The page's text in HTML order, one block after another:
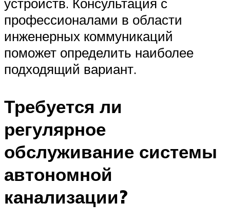
профессионалами в области
инженерных коммуникаций
поможет определить наиболее
подходящий вариант.
Требуется ли
регулярное
обслуживание системы
автономной
канализации?